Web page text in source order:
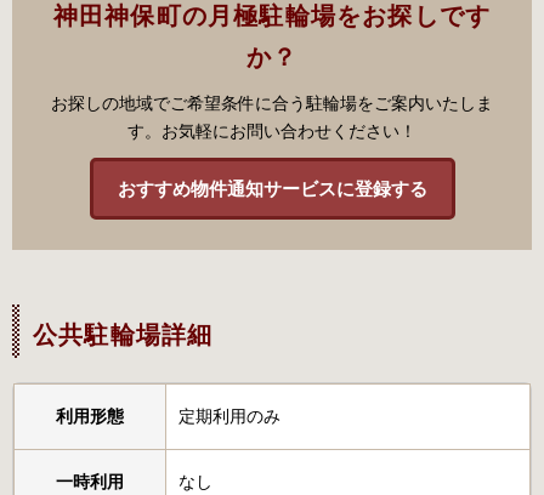
神田神保町の月極駐輪場をお探しです
か？
お探しの地域でご希望条件に合う駐輪場をご案内いたしま
す。お気軽にお問い合わせください！
おすすめ物件通知サービスに登録する
公共駐輪場詳細
利用形態 定期利用のみ
一時利用 なし